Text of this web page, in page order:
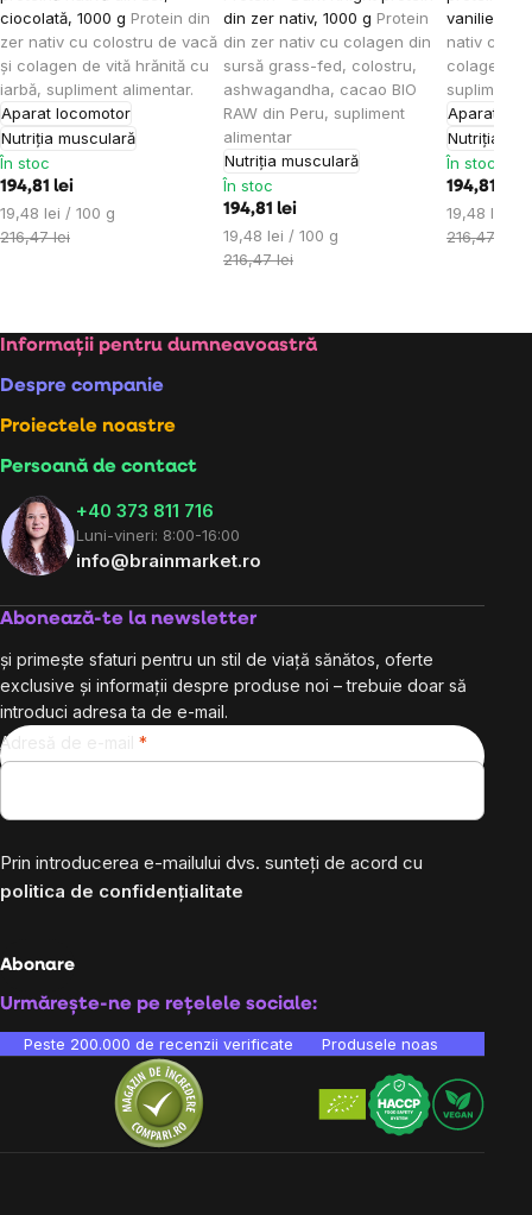
ciocolată, 1000 g Protein din
zer nativ cu colostru de vacă
și colagen de vită hrănită cu
iarbă, supliment alimentar.
Aparat locomotor
Nutriția musculară
În stoc
194,81 lei
Evaluare
preţ:
19,48 lei / 100 g
216,47 lei
din zer nativ, 1000 g Protein
din zer nativ cu colagen din
sursă grass-fed, colostru,
ashwagandha, cacao BIO
RAW din Peru, supliment
alimentar
Nutriția musculară
În stoc
194,81 lei
Evaluare
preţ:
19,48 lei / 100 g
216,47 lei
vanilie,
nativ cu
colagen
supliment
Aparat
Nutriția
În stoc
194,81 lei
Evaluare
preţ:
19,48 lei /
216,47 lei
Subsol
Informații pentru dumneavoastră
Despre companie
Proiectele noastre
Persoană de contact
+40 373 811 716
Luni-vineri: 8:00-16:00
info@brainmarket.ro
Abonează-te la newsletter
și primește sfaturi pentru un stil de viață sănătos, oferte
exclusive și informații despre produse noi – trebuie doar să
introduci adresa ta de e-mail.
Adresă de e-mail
Prin introducerea e-mailului dvs. sunteți de acord cu
politica de confidențialitate
Abonare
Urmărește-ne pe rețelele sociale:
Peste 200.000 de recenzii verificate Produsele noastre sunt